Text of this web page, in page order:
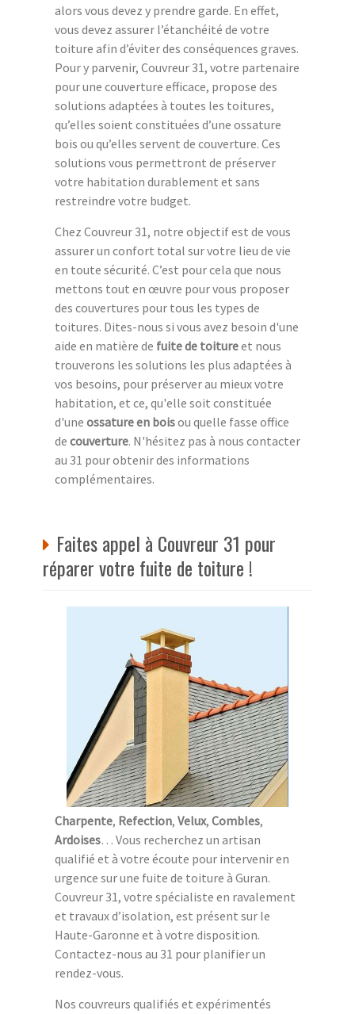
alors vous devez y prendre garde. En effet,
vous devez assurer l’étanchéité de votre
toiture afin d’éviter des conséquences graves.
Pour y parvenir, Couvreur 31, votre partenaire
pour une couverture efficace, propose des
solutions adaptées à toutes les toitures,
qu’elles soient constituées d’une ossature
bois ou qu’elles servent de couverture. Ces
solutions vous permettront de préserver
votre habitation durablement et sans
restreindre votre budget.
Chez Couvreur 31, notre objectif est de vous
assurer un confort total sur votre lieu de vie
en toute sécurité. C’est pour cela que nous
mettons tout en œuvre pour vous proposer
des couvertures pour tous les types de
toitures. Dites-nous si vous avez besoin d'une
aide en matière de fuite de toitureet nous
trouverons les solutions les plus adaptées à
vos besoins, pour préserver au mieux votre
habitation, et ce, qu'elle soit constituée
d'une ossature en boisou quelle fasse office
de couverture. N'hésitez pas à nous contacter
au 31 pour obtenir des informations
complémentaires.
Faites appel à Couvreur 31 pour
réparer votre fuite de toiture !
Charpente, Refection, Velux, Combles,
Ardoises… Vous recherchez un artisan
qualifié et à votre écoute pour intervenir en
urgence sur une fuite de toiture à Guran.
Couvreur 31, votre spécialiste en ravalement
et travaux d’isolation, est présent sur le
Haute-Garonne et à votre disposition.
Contactez-nous au 31 pour planifier un
rendez-vous.
Nos couvreurs qualifiés et expérimentés